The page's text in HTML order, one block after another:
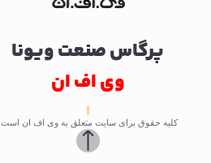
پرگاس صنعت ویونا
وی اف ان
کلیه حقوق برای سایت متعلق به وی اف ان است.